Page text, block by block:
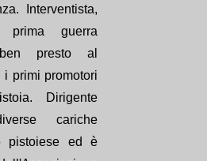
Interventista,
prima guerra
presto al
primi promotori
Dirigente
cariche
pistoiese ed è